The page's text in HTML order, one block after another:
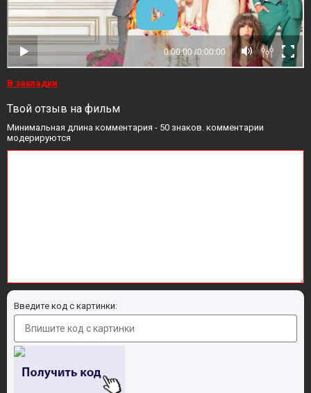
В закладки
Твой отзыв на фильм
Минимальная длина комментария - 50 знаков. комментарии
модерируются
Введите код с картинки: